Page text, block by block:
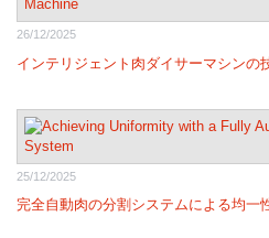
26/12/2025
インテリジェント肉ダイサーマシンの
25/12/2025
完全自動肉の分割システムによる均一